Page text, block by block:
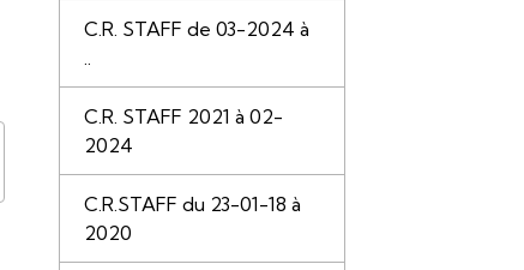
C.R. STAFF de 03-2024 à
..
C.R. STAFF 2021 à 02-
2024
C.R.STAFF du 23-01-18 à
2020